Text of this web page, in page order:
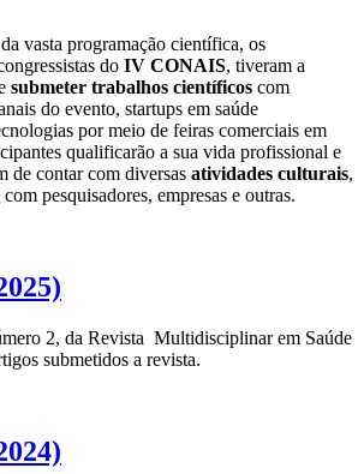
vasta programação científica, os
do IV CONAIS, tiveram a
submeter trabalhos científicos com
do evento, startups em saúde
por meio de feiras comerciais em
qualificarão a sua vida profissional e
de contar com diversas atividades culturais,
com pesquisadores, empresas e outras.
2, da Revista Multidisciplinar em Saúde
submetidos a revista.